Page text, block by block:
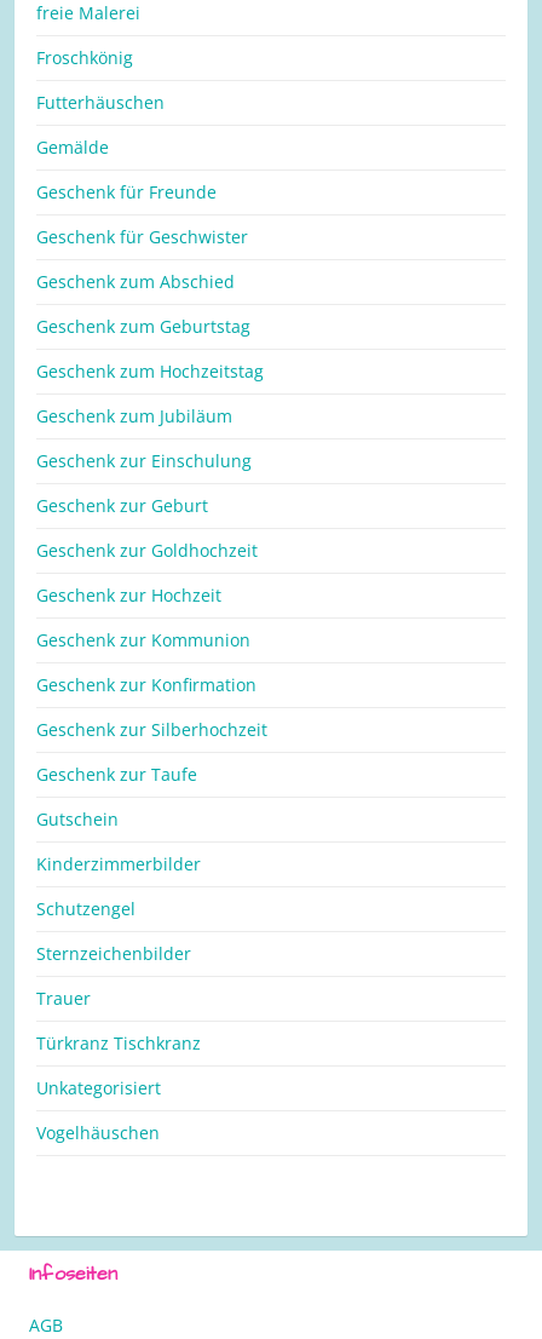
freie Malerei
Froschkönig
Futterhäuschen
Gemälde
Geschenk für Freunde
Geschenk für Geschwister
Geschenk zum Abschied
Geschenk zum Geburtstag
Geschenk zum Hochzeitstag
Geschenk zum Jubiläum
Geschenk zur Einschulung
Geschenk zur Geburt
Geschenk zur Goldhochzeit
Geschenk zur Hochzeit
Geschenk zur Kommunion
Geschenk zur Konfirmation
Geschenk zur Silberhochzeit
Geschenk zur Taufe
Gutschein
Kinderzimmerbilder
Schutzengel
Sternzeichenbilder
Trauer
Türkranz Tischkranz
Unkategorisiert
Vogelhäuschen
Infoseiten
AGB